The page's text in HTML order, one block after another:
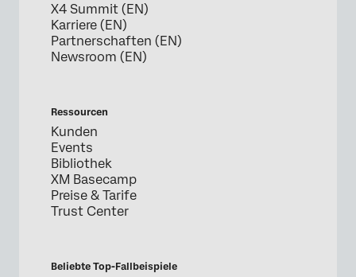
X4 Summit (EN)
Karriere (EN)
Partnerschaften (EN)
Newsroom (EN)
Ressourcen
Kunden
Events
Bibliothek
XM Basecamp
Preise & Tarife
Trust Center
Beliebte Top-Fallbeispiele